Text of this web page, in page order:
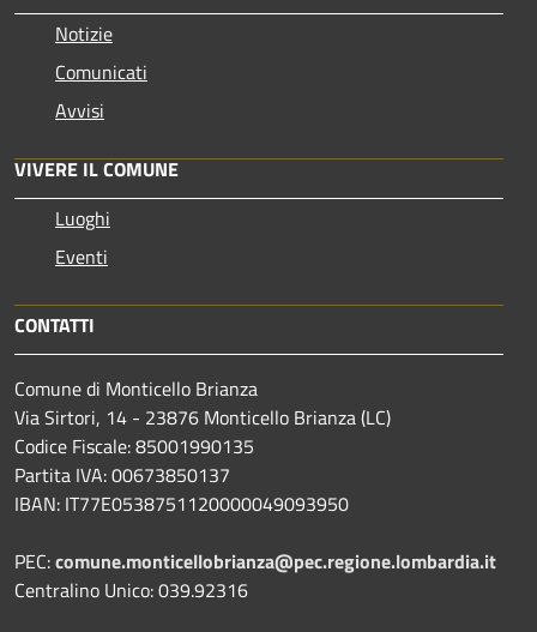
Notizie
Comunicati
Avvisi
VIVERE IL COMUNE
Luoghi
Eventi
CONTATTI
Comune di Monticello Brianza
Via Sirtori, 14 - 23876 Monticello Brianza (LC)
Codice Fiscale: 85001990135
Partita IVA: 00673850137
IBAN: IT77E0538751120000049093950
PEC:comune.monticellobrianza@pec.regione.lombardia.it
Centralino Unico: 039.92316